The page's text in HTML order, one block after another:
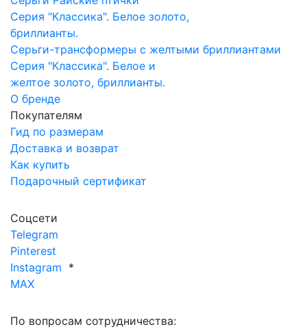
Серия "Классика". Белое золото,
бриллианты.
Серьги-трансформеры с желтыми бриллиантами
Серия "Классика". Белое и
желтое золото, бриллианты.
О бренде
Покупателям
Гид по размерам
Доставка и возврат
Как купить
Подарочный сертификат
Соцсети
Telegram
Pinterest
Instagram *
MAX
По вопросам сотрудничества: